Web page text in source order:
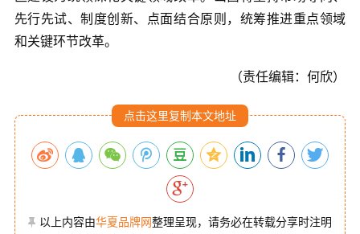
先行先试、制度创新、点面结合原则，统筹推进重点领域
和关键环节改革。
（责任编辑：何欣）
点击这里复制本文地址
以上内容由华夏品牌网整理呈现，请务必在转载分享时注明